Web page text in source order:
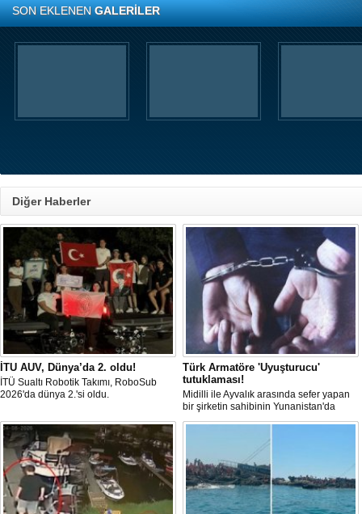
SON EKLENENGALERİLER
Diğer Haberler
İTU AUV, Dünya’da 2. oldu!
İTÜ Sualtı Robotik Takımı, RoboSub
2026'da dünya 2.'si oldu.
Türk Armatöre 'Uyuşturucu'
tutuklaması!
Midilli ile Ayvalık arasında sefer yapan
bir şirketin sahibinin Yunanistan'da
tutuklandığı bildirildi.